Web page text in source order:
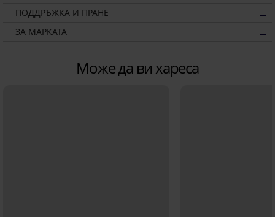
ПОДДРЪЖКА И ПРАНЕ
ЗА МАРКАТА
Може да ви хареса